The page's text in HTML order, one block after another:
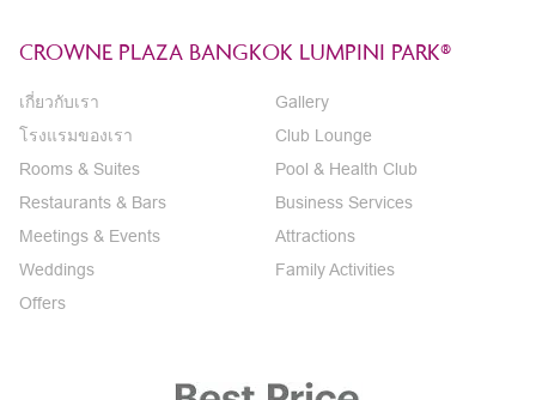
CROWNE PLAZA BANGKOK LUMPINI PARK®
เกี่ยวกับเรา
โรงแรมของเรา
Rooms & Suites
Restaurants & Bars
Meetings & Events
Weddings
Offers
Gallery
Club Lounge
Pool & Health Club
Business Services
Attractions
Family Activities